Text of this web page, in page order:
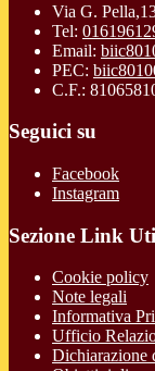
Via G.
Tel:
Email:
PEC:
C.F.:
Seguici su
Facebook
Instagram
Sezione Link
Cookie policy
Note legali
Informativa
Ufficio
Dichiarazione